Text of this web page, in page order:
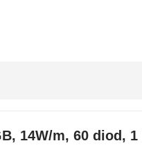
14W/m, 60 diod, 1